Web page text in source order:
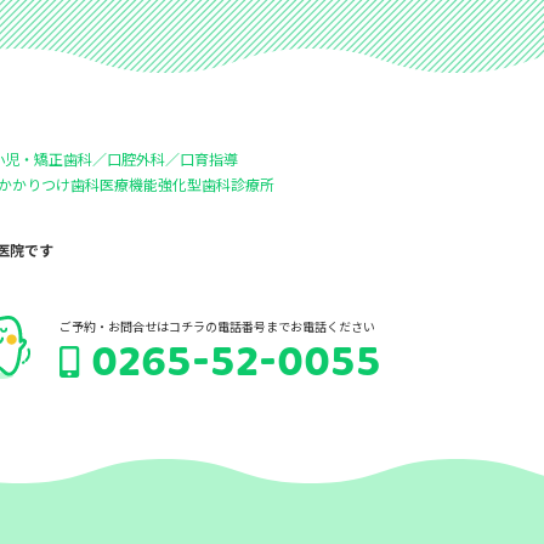
・矯正歯科／口腔外科／口育指導
かりつけ歯科医療機能強化型歯科診療所
院です
ご予約・お問合せはコチラの電話番号までお電話ください
0265-52-0055